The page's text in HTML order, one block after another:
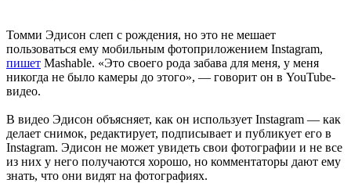
Томми Эдисон слеп с рождения, но это не мешает
пользоваться ему мобильным фотоприложением Instagram,
пишет Mashable. «Это своего рода забава для меня, у меня
никогда не было камеры до этого», — говорит он в YouTube-
видео.
В видео Эдисон объясняет, как он использует Instagram — как
делает снимок, редактирует, подписывает и публикует его в
Instagram. Эдисон не может увидеть свои фотографии и не все
из них у него получаются хорошо, но комментаторы дают ему
знать, что они видят на фотографиях.